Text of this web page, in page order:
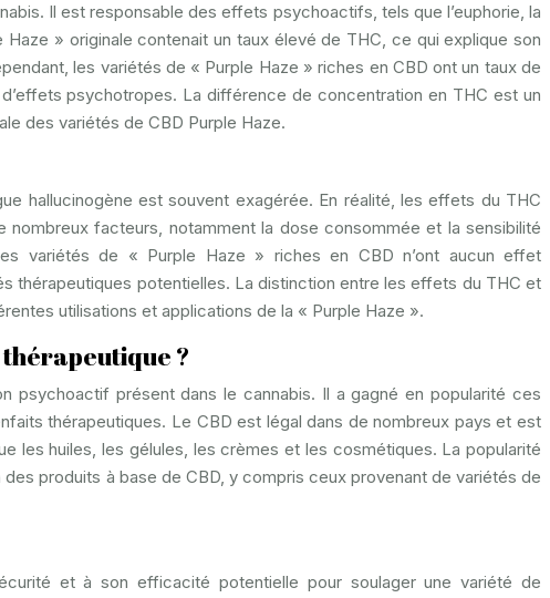
Il est responsable des effets psychoactifs, tels que l’euphorie, la
» originale contenait un taux élevé de THC, ce qui explique son
les variétés de « Purple Haze » riches en CBD ont un taux de
psychotropes. La différence de concentration en THC est un
des variétés de CBD Purple Haze.
hallucinogène est souvent exagérée. En réalité, les effets du THC
nombreux facteurs, notamment la dose consommée et la sensibilité
variétés de « Purple Haze » riches en CBD n’ont aucun effet
thérapeutiques potentielles. La distinction entre les effets du THC et
utilisations et applications de la « Purple Haze ».
?
psychoactif présent dans le cannabis. Il a gagné en popularité ces
thérapeutiques. Le CBD est légal dans de nombreux pays et est
les huiles, les gélules, les crèmes et les cosmétiques. La popularité
produits à base de CBD, y compris ceux provenant de variétés de
et à son efficacité potentielle pour soulager une variété de